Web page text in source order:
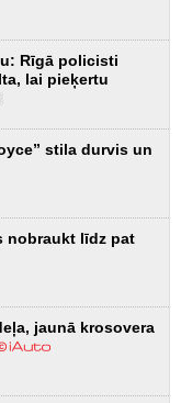
Rīgā policisti
lai pieķertu
stila durvis un
nobraukt līdz pat
jaunā krosovera